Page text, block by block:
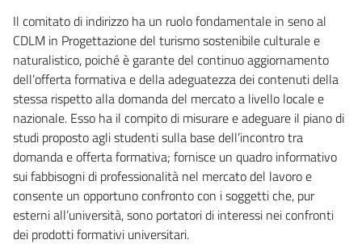
Il comitato di indirizzo ha un ruolo fondamentale in seno al
CDLM in Progettazione del turismo sostenibile culturale e
naturalistico, poiché è garante del continuo aggiornamento
dell’offerta formativa e della adeguatezza dei contenuti della
stessa rispetto alla domanda del mercato a livello locale e
nazionale. Esso ha il compito di misurare e adeguare il piano di
studi proposto agli studenti sulla base dell’incontro tra
domanda e offerta formativa; fornisce un quadro informativo
sui fabbisogni di professionalità nel mercato del lavoro e
consente un opportuno confronto con i soggetti che, pur
esterni all’università, sono portatori di interessi nei confronti
dei prodotti formativi universitari.